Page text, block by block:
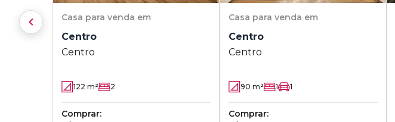
Casa para venda em
Centro
Centro
122 m² 2
Comprar:
Casa para venda em
Centro
Centro
90 m² 1 1
Comprar: